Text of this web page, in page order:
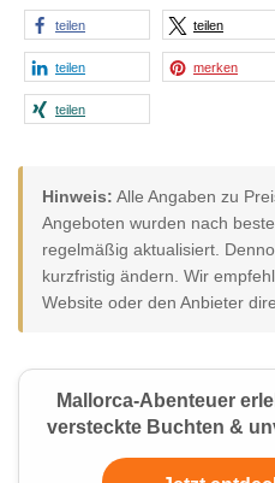
teilen teilen
teilen merken
teilen
Hinweis: Alle Angaben zu
Angeboten wurden nach
regelmäßig aktualisiert.
kurzfristig ändern. Wir
Website oder den Anbieter
Mallorca-Abenteuer
versteckte Buchten &